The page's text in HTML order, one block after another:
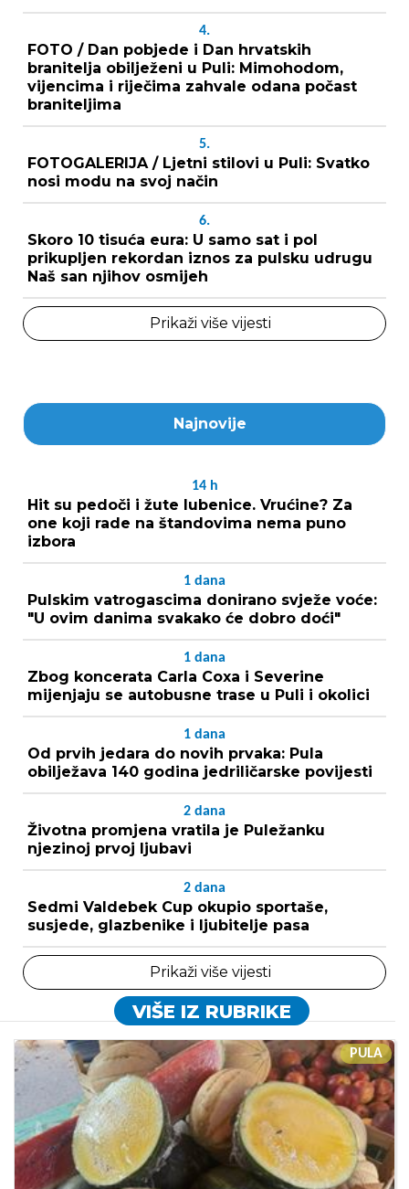
4.
FOTO / Dan pobjede i Dan hrvatskih
branitelja obilježeni u Puli: Mimohodom,
vijencima i riječima zahvale odana počast
braniteljima
5.
FOTOGALERIJA / Ljetni stilovi u Puli: Svatko
nosi modu na svoj način
6.
Skoro 10 tisuća eura: U samo sat i pol
prikupljen rekordan iznos za pulsku udrugu
Naš san njihov osmijeh
Prikaži više vijesti
Najnovije
14 h
Hit su pedoči i žute lubenice. Vrućine? Za
one koji rade na štandovima nema puno
izbora
1 dana
Pulskim vatrogascima donirano svježe voće:
"U ovim danima svakako će dobro doći"
1 dana
Zbog koncerata Carla Coxa i Severine
mijenjaju se autobusne trase u Puli i okolici
1 dana
Od prvih jedara do novih prvaka: Pula
obilježava 140 godina jedriličarske povijesti
2 dana
Životna promjena vratila je Puležanku
njezinoj prvoj ljubavi
2 dana
Sedmi Valdebek Cup okupio sportaše,
susjede, glazbenike i ljubitelje pasa
Prikaži više vijesti
VIŠE IZ RUBRIKE
PULA